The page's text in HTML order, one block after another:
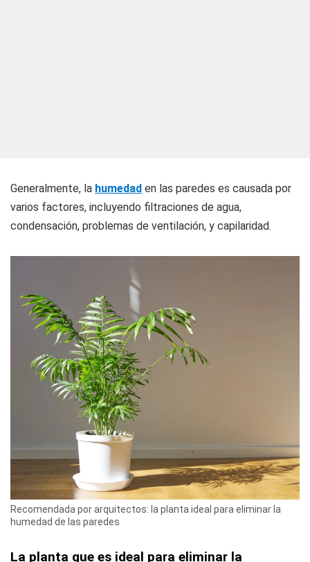
Generalmente, la humedad en las paredes es causada por
varios factores, incluyendo filtraciones de agua,
condensación, problemas de ventilación, y capilaridad.
Recomendada por arquitectos: la planta ideal para eliminar la
humedad de las paredes
La planta que es ideal para eliminar la